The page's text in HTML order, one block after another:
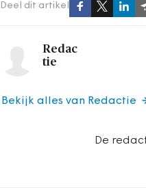
Deel dit artikel
Redac
tie
De
Bekijk alles van Redactie